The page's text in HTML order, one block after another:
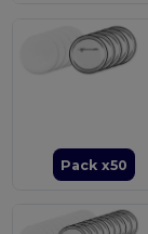
Pack x50